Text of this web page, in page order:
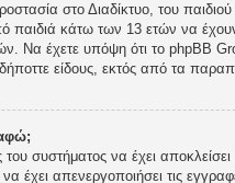
στο Διαδίκτυο, του
παιδιά κάτω των 13 ετών να
Να έχετε υπόψη ότι το phpBB
είδους, εκτός από τα
του συστήματος να έχει
να έχει απενεργοποιήσει τις